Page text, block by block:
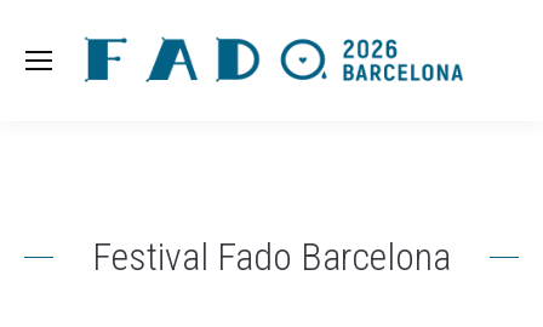
Festival Fado Barcelona